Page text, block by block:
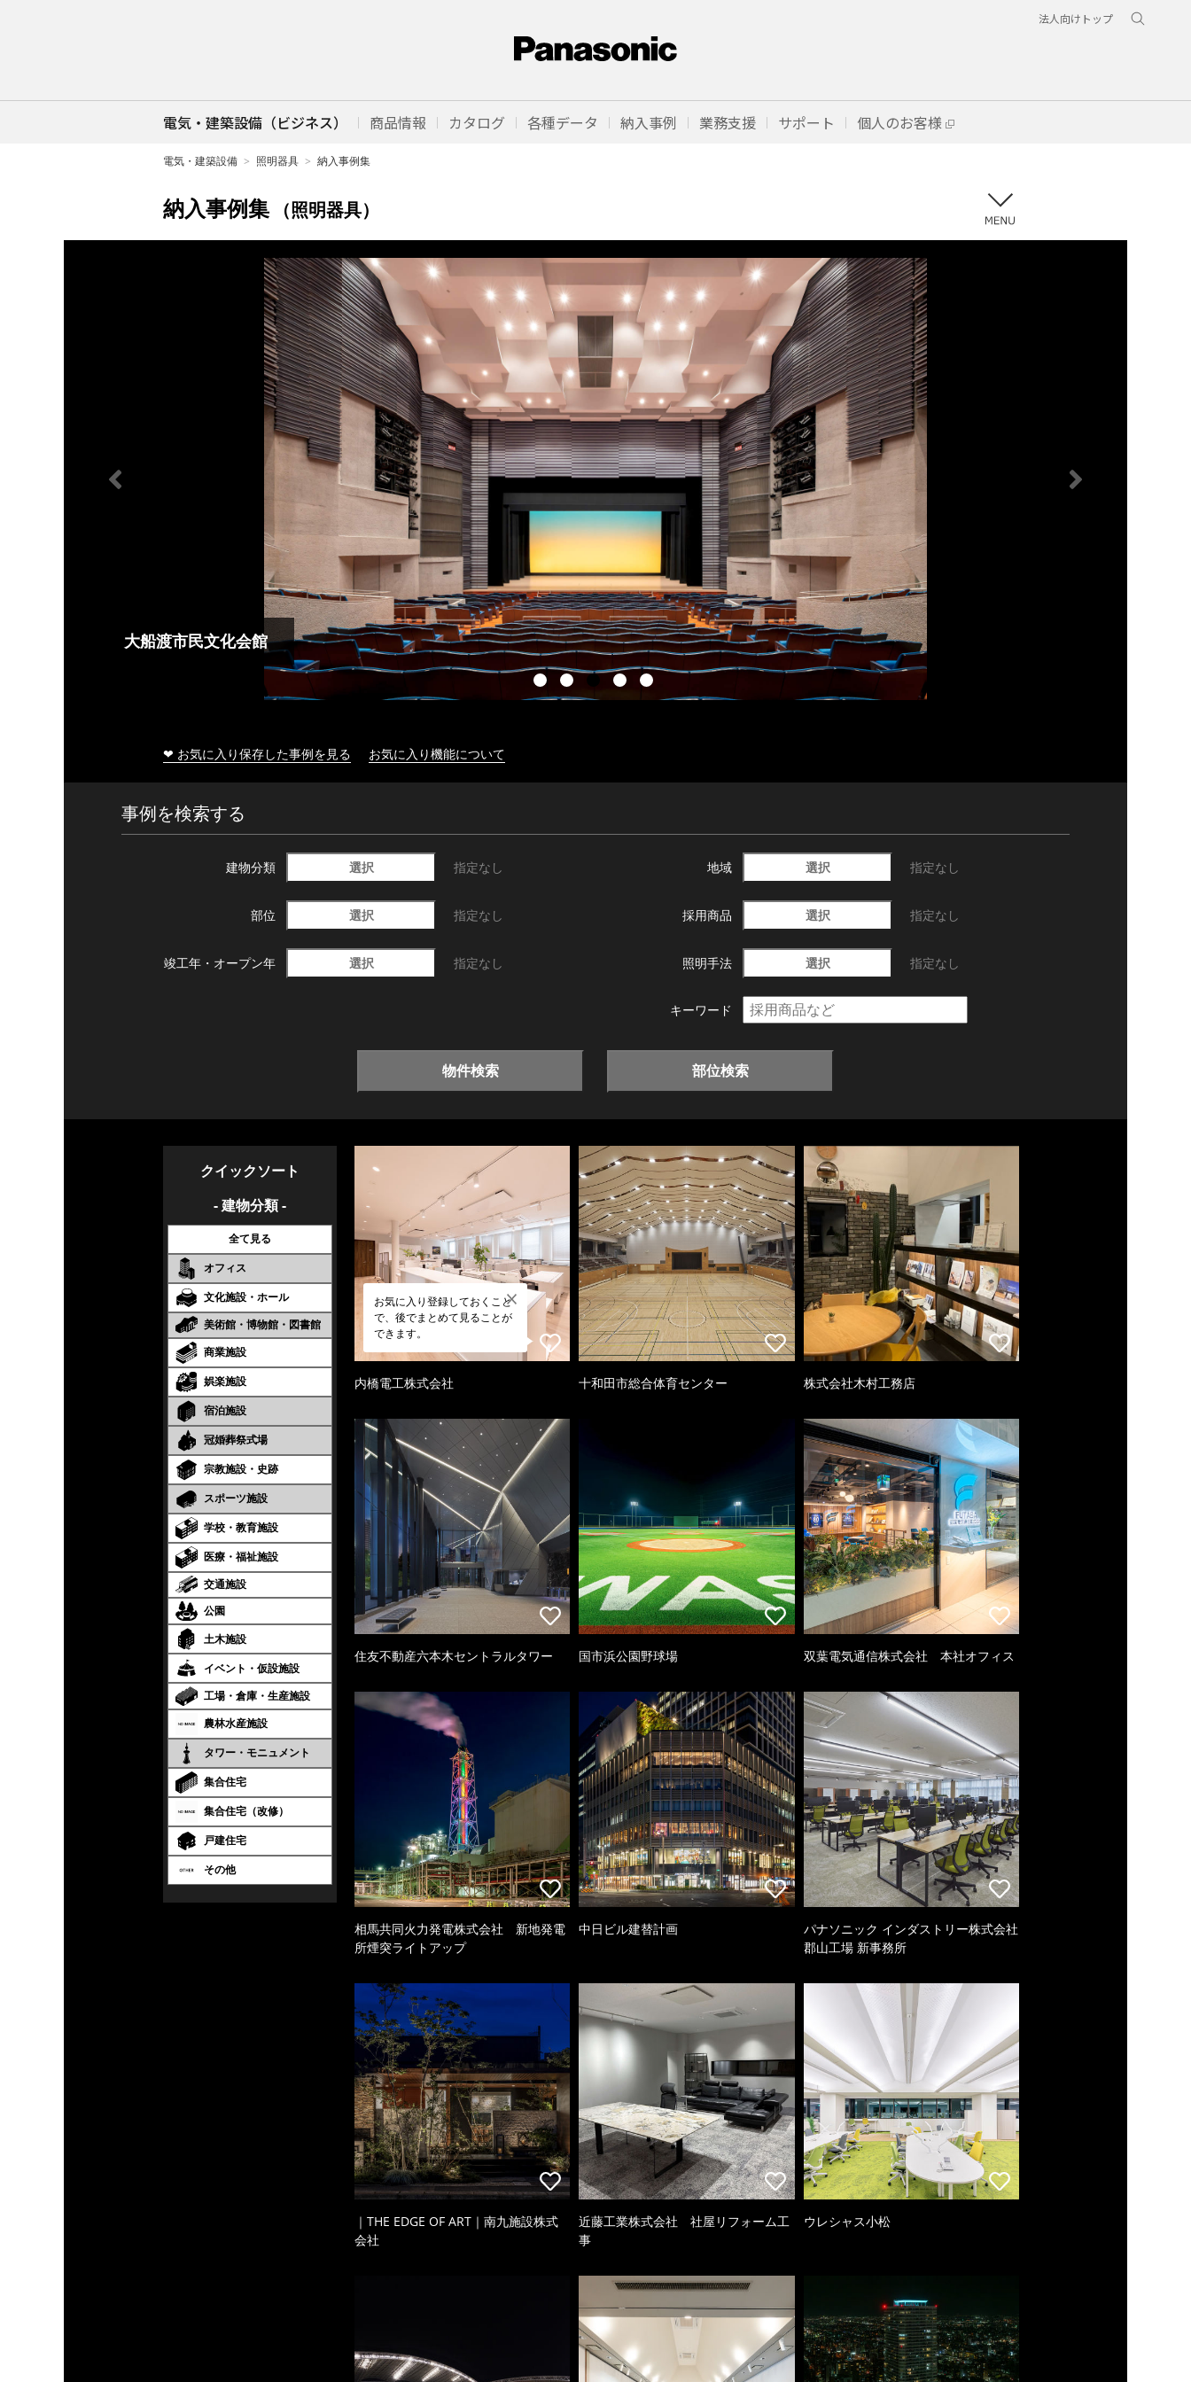
法人向けトップ
電気・建築設備（ビジネス） 商品情報 カタログ 各種データ 納入事例 業務支援 サポート 個人のお客様
電気・建築設備 照明器具 納入事例集
納入事例集 （照明器具）
大船渡市民文化会館
❤ お気に入り保存した事例を見る お気に入り機能について
事例を検索する
建物分類 選択 指定なし 地域 選択 指定なし
部位 選択 指定なし 採用商品 選択 指定なし
竣工年・ オープン年 選択 指定なし 照明手法 選択 指定なし
キーワード
物件検索 部位検索
クイックソート
- 建物分類 -
全て見る
オフィス
文化施設・ホール
美術館・博物館・図書館
商業施設
娯楽施設
宿泊施設
冠婚葬祭式場
宗教施設・史跡
スポーツ施設
学校・教育施設
医療・福祉施設
交通施設
公園
土木施設
イベント・仮設施設
工場・倉庫・生産施設
農林水産施設
タワー・モニュメント
集合住宅
集合住宅（改修）
戸建住宅
その他
お気に入り登録しておくこと
で、後でまとめて見ることが
できます。
内橋電工株式会社 十和田市総合体育センター 株式会社木村工務店
住友不動産六本木セントラルタワー 国市浜公園野球場 双葉電気通信株式会社 本社オフィス
相馬共同火力発電株式会社 新地発電
所煙突ライトアップ
中日ビル建替計画
パナソニック インダストリー株式会社
郡山工場 新事務所
｜THE EDGE OF ART｜南九施設株式
会社
近藤工業株式会社 社屋リフォーム工
事
ウレシャス小松